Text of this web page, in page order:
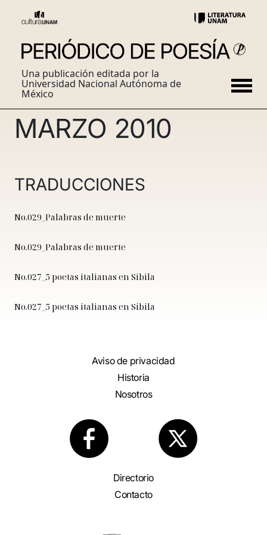
Una publicación editada por la
Universidad Nacional Autónoma de
México
MARZO 2010
TRADUCCIONES
No.029_Palabras de muerte
No.029_Palabras de muerte
No.027_5 poetas italianas en Sibila
No.027_5 poetas italianas en Sibila
Aviso de privacidad
Historia
Nosotros
Directorio
Contacto